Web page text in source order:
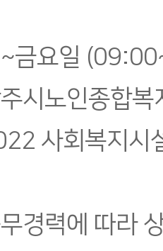
금요일
시노인종합복
사회복지시
경력에 따라